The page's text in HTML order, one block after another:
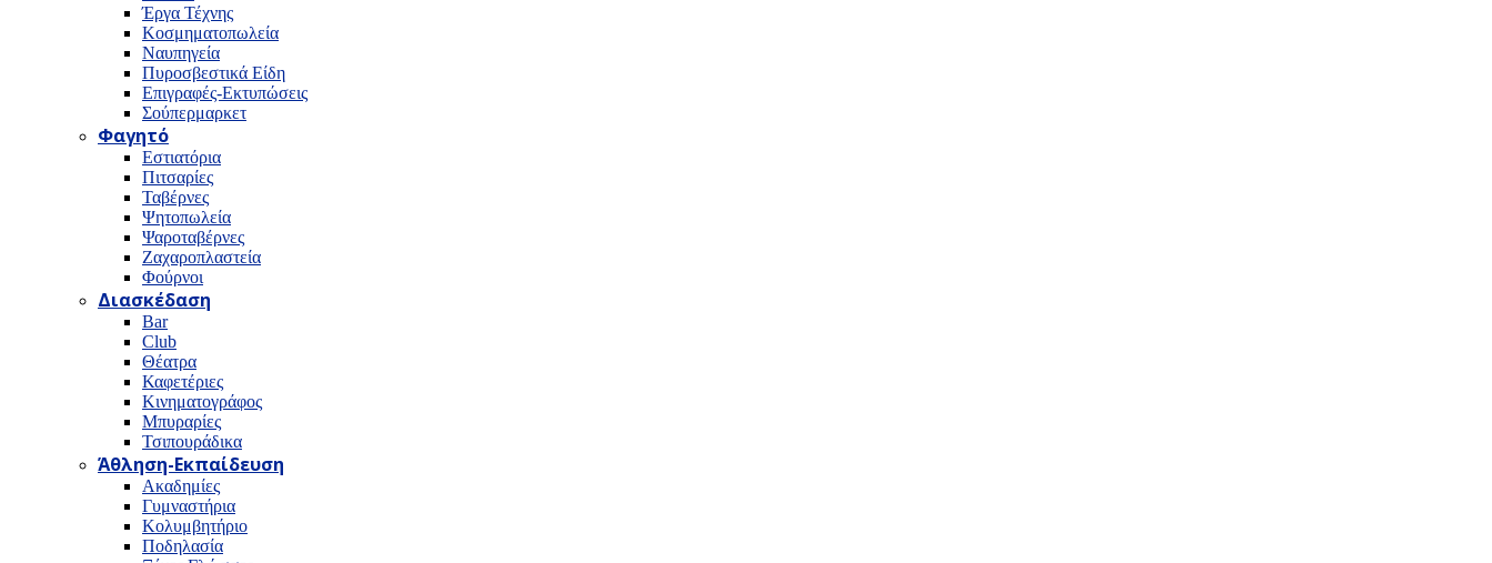
Έργα Τέχνης
Κοσμηματοπωλεία
Ναυπηγεία
Πυροσβεστικά Είδη
Επιγραφές-Εκτυπώσεις
Σούπερμαρκετ
Φαγητό
Εστιατόρια
Πιτσαρίες
Ταβέρνες
Ψητοπωλεία
Ψαροταβέρνες
Ζαχαροπλαστεία
Φούρνοι
Διασκέδαση
Bar
Club
Θέατρα
Καφετέριες
Κινηματογράφος
Μπυραρίες
Τσιπουράδικα
Άθληση-Εκπαίδευση
Ακαδημίες
Γυμναστήρια
Κολυμβητήριο
Ποδηλασία